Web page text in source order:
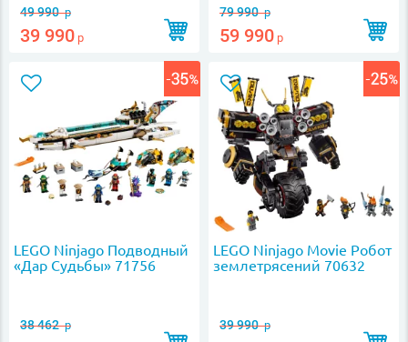
49 990р
39 990 р
79 990р
59 990 р
LEGO Ninjago Подводный
«Дар Судьбы» 71756
38 462р
LEGO Ninjago Movie Робот
землетрясений 70632
39 990р